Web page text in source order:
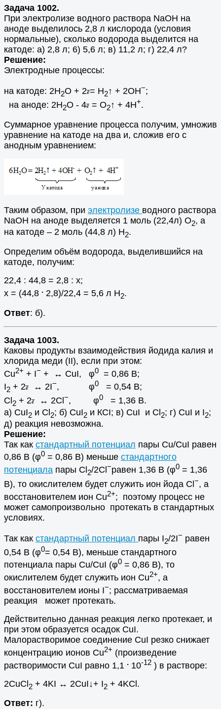
Задача 1002.
При электролизе водного раствора NаОН на
аноде выделилось 2,8 л кислорода (условия
нормальные), сколько водорода выделится на
катоде: а) 2,8 л; 6) 5,6 л; в) 11,2 л; г) 22,4 л?
Решение:
Электродные процессы:
на катоде: 2Н2О + 2 = Н2↑ + 2ОН−;
на аноде: 2Н2О - 4 = О2↑ + 4Н+.
Суммарное уравнение процесса получим, умножив
уравнение на катоде на два и, сложив его с
анодным уравнением:
Таким образом, при электролизе водного раствора
NaOH на аноде выделяется 1 моль (22,4л) О2, а
на катоде – 2 моль (44,8 л) Н2.
Определим объём водорода, выделившийся на
катоде, получим:
22,4 : 44,8 = 2,8 : х;
х = (44,8 . 2,8)/22,4 = 5,6 л Н2.
Ответ: б).
Задача 1003.
Каковы продукты взаимодействия йодида калия и
хлорида меди (II), если при этом:
Cu2+ + I− + ↔ CuI, φ0 = 0,86 B;
I2 + 2 ↔ 2I−, φ0 = 0,54 B;
Cl 2 + 2 ↔ 2Cl −, φ0 = 1,36 B.
а) СuI2 и Сl2; б) СuI2 и КСI; в) СuI и Cl2; г) СuI и I2;
д) реакция невозможна.
Решение:
Так как стандартный потенциал пары Сu/CuI равен
0,86 B (φ0 = 0,86 B) меньше стандартного
потенциала пары Cl 2/2Cl −равен 1,36 B (φ0 = 1,36
B), то окислителем будет служить ион йода Cl −, а
восстановителем ион Cu2+; поэтому процесс не
может самопроизвольно протекать в стандартных
условиях.
Так как стандартный потенциал пары I2/2I− равен
0,54 B (φ0= 0,54 B), меньше стандартного
потенциала пары Сu/CuI (φ0 = 0,86 B), то
окислителем будет служить ион Cu2+, а
восстановителем ионы I−; рассматриваемая
реакция может протекать.
Действительно данная реакция легко протекает, и
при этом образуется осадок CuI.
Малорастворимое соединение CuI резко снижает
концентрацию ионов Cu2+ (произведение
растворимости CuI равно 1,1 . 10-12 ) в растворе:
2CuCl2 + 4KI ↔ 2CuI↓+ I2 + 4KCl.
Ответ: г).